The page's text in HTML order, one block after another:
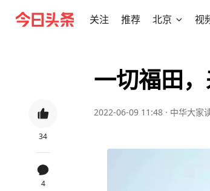
关注 推荐 北京 视
34
4
一切福田
2022-06-09 11:48 · 中华大家